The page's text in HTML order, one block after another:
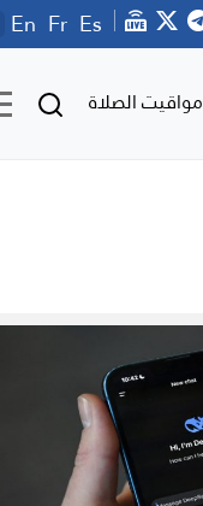
En Fr Es
مواقيت الصلاة